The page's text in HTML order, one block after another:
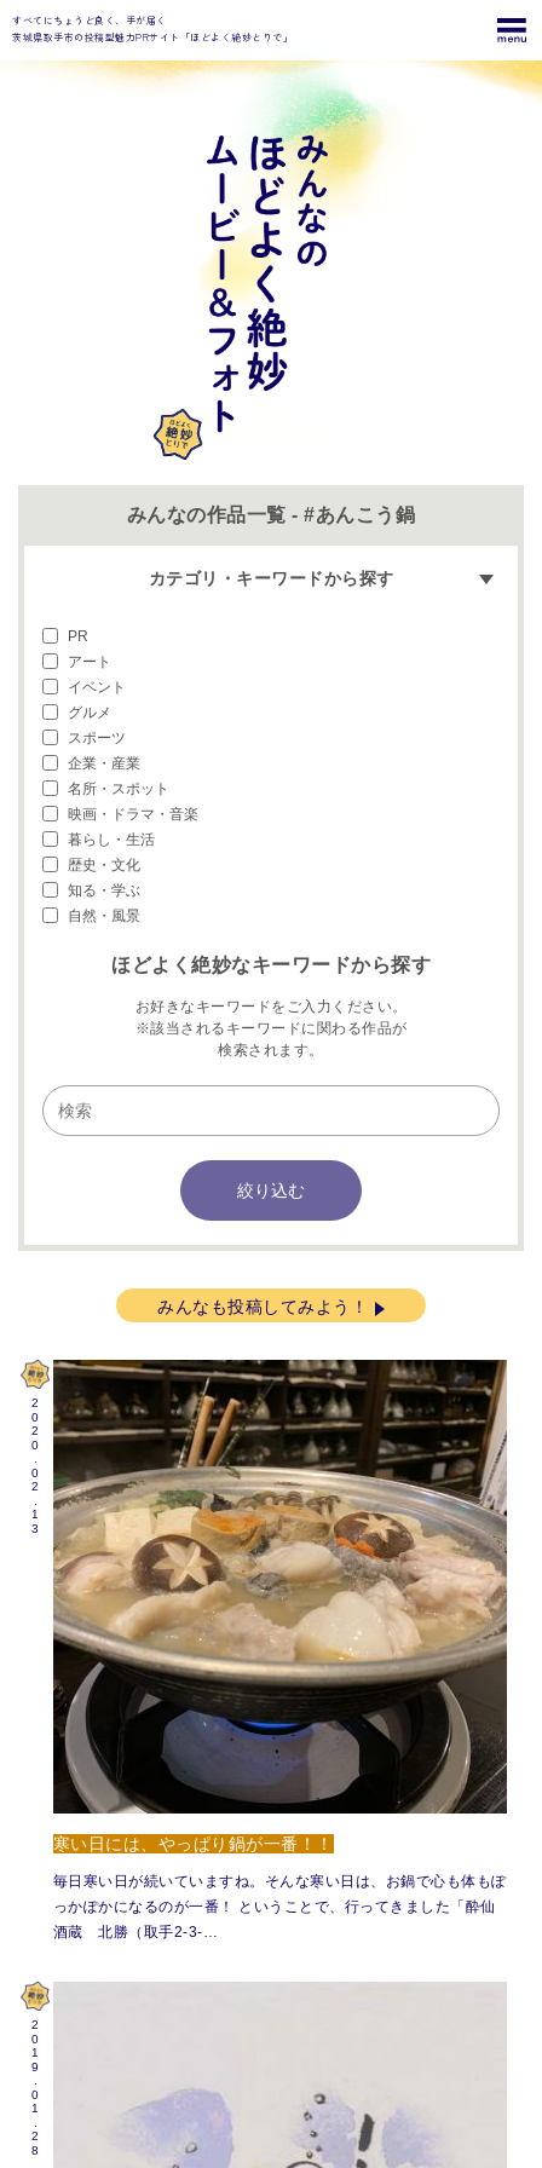
すべてにちょうど良く、手が届く
茨城県取手市の投稿型魅力PRサイト「ほどよく絶妙とりで」
みんなの作品一覧 - #あんこう鍋
カテゴリ・キーワードから探す
PR
アート
イベント
グルメ
スポーツ
企業・産業
名所・スポット
映画・ドラマ・音楽
暮らし・生活
歴史・文化
知る・学ぶ
自然・風景
ほどよく絶妙なキーワードから探す
お好きなキーワードをご入力ください。
※該当されるキーワードに関わる作品が
検索されます。
みんなも投稿してみよう！
2020.02.13
寒い日には、やっぱり鍋が一番！！
毎日寒い日が続いていますね。そんな寒い日は、お鍋で心も体もぽ
っかぽかになるのが一番！ ということで、行ってきました「酔仙
酒蔵 北勝（取手2-3-…
2019.01.28